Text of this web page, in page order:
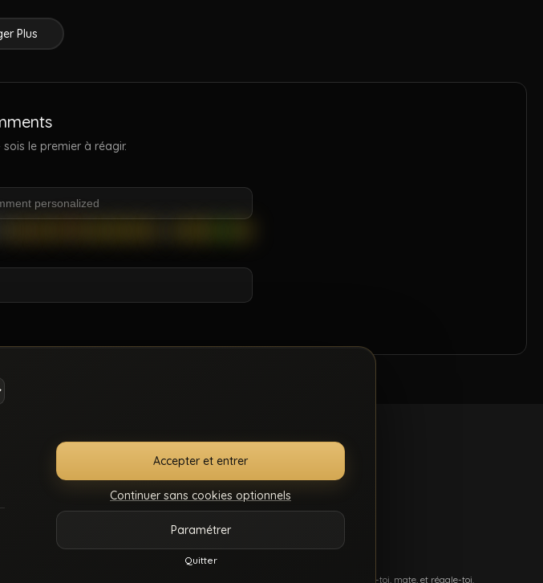
Accepter et entrer
Continuer sans cookies optionnels
Paramétrer
Quitter
Plus
le premier à réagir.
CONDITIONS
2257
COOKIES
des lascars actifs, des passifs affamés, et du sexe hard comme tu kiffes. Pose-toi, mate, et régale-toi.